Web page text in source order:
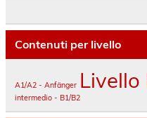
Contenuti per livello
A1/A2 - Anfänger
intermedio - B1/B2